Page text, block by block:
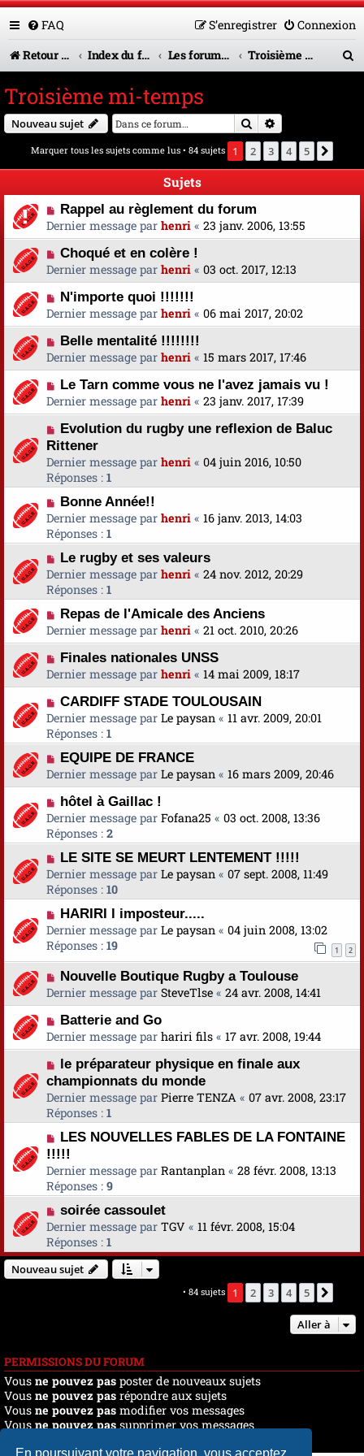
En poursuivant votre navigation, vous acceptez
FAQ Connexion
S’enregistrer
Retour vers le site U.A.G.R.
Index du forum Les forums en service Troisième mi-temps
r
Troisième mi-temps
Nouveau sujet Rechercher
Marquer tous les sujets comme lus • 84 sujets 1 2 3 4 5
Sujets
Rappel au règlement du forum
Dernier message par henri « 23 janv. 2006, 13:55
Choqué et en colère !
Dernier message par henri « 03 oct. 2017, 12:13
N'importe quoi !!!!!!!
Dernier message par henri « 06 mai 2017, 20:02
Belle mentalité !!!!!!!!
Dernier message par henri « 15 mars 2017, 17:46
Le Tarn comme vous ne l'avez jamais vu !
Dernier message par henri « 23 janv. 2017, 17:39
Evolution du rugby une reflexion de Baluc
Rittener
Dernier message par henri « 04 juin 2016, 10:50
Réponses : 1
Bonne Année!!
Dernier message par henri « 16 janv. 2013, 14:03
Réponses : 1
Le rugby et ses valeurs
Dernier message par henri « 24 nov. 2012, 20:29
Réponses : 1
Repas de l'Amicale des Anciens
Dernier message par henri « 21 oct. 2010, 20:26
Finales nationales UNSS
Dernier message par henri « 14 mai 2009, 18:17
CARDIFF STADE TOULOUSAIN
Dernier message par Le paysan « 11 avr. 2009, 20:01
Réponses : 1
EQUIPE DE FRANCE
Dernier message par Le paysan « 16 mars 2009, 20:46
hôtel à Gaillac !
Dernier message par Fofana25 « 03 oct. 2008, 13:36
Réponses : 2
LE SITE SE MEURT LENTEMENT !!!!!
Dernier message par Le paysan « 07 sept. 2008, 11:49
Réponses : 10
HARIRI l imposteur.....
Dernier message par Le paysan « 04 juin 2008, 13:02
Réponses : 19 1 2
Nouvelle Boutique Rugby a Toulouse
Dernier message par SteveTlse « 24 avr. 2008, 14:41
Batterie and Go
Dernier message par hariri fils « 17 avr. 2008, 19:44
le préparateur physique en finale aux
championnats du monde
Dernier message par Pierre TENZA « 07 avr. 2008, 23:17
Réponses : 1
LES NOUVELLES FABLES DE LA FONTAINE
!!!!!
Dernier message par Rantanplan « 28 févr. 2008, 13:13
Réponses : 9
soirée cassoulet
Dernier message par TGV « 11 févr. 2008, 15:04
Réponses : 1
Nouveau sujet
• 84 sujets 1 2 3 4 5
Aller à
PERMISSIONS DU FORUM
Vous ne pouvez pas poster de nouveaux sujets
Vous ne pouvez pas répondre aux sujets
Vous ne pouvez pas modifier vos messages
Vousne pouvez passupprimer vos messages